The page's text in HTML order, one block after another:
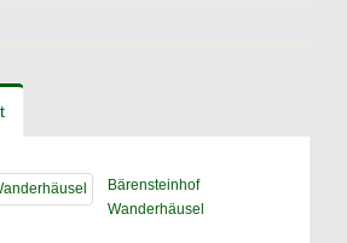
Bärensteinhof
Wanderhäusel